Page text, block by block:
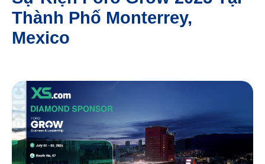
Thành Phố Monterrey,
Mexico